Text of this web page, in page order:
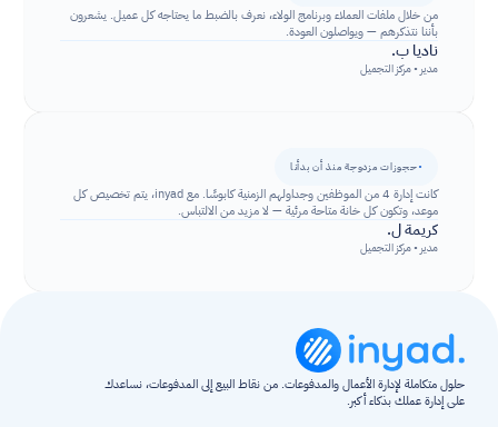
بأننا نتذكرهم — ويواصلون العودة.
ناديا ب.
مدير • مركز التجميل
٠حجوزات مزدوجة منذ أن بدأنا
موعد، وتكون كل خانة متاحة مرئية — لا مزيد من الالتباس.
كريمة ل.
مدير • مركز التجميل
على إدارة عملك بذكاء أكبر.